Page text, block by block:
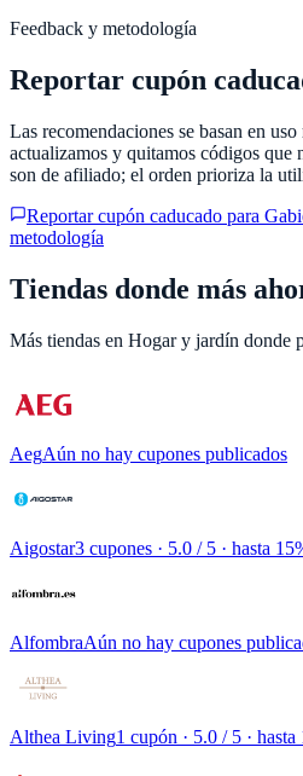
Feedback y metodología
Reportar cupón
Las recomendaciones se basan en
actualizamos y quitamos códigos que
son de afiliado; el orden prioriza la
Reportar cupón caducado para
metodología
Tiendas donde más
Más tiendas en Hogar y jardín donde
AegAún no hay cupones publicados
Aigostar3 cupones · 5.0 / 5 · hasta
AlfombraAún no hay cupones
Althea Living1 cupón · 5.0 / 5 ·